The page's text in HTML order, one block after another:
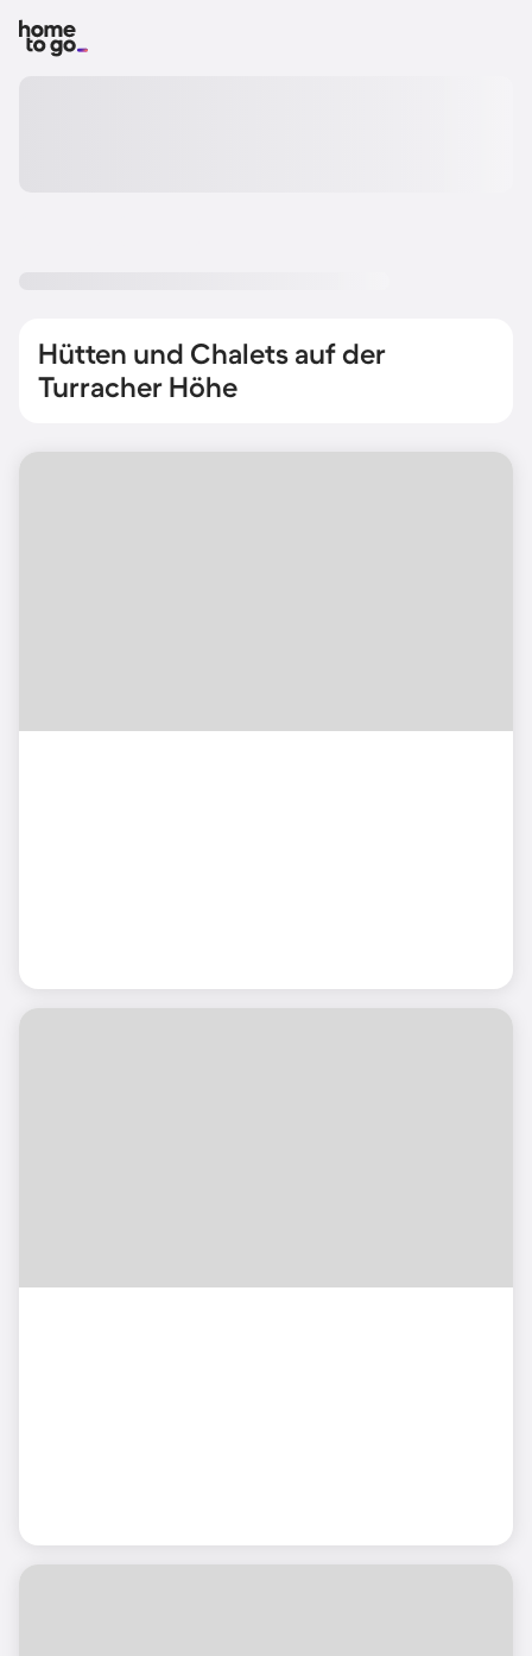
Hütten und Chalets auf der
Turracher Höhe